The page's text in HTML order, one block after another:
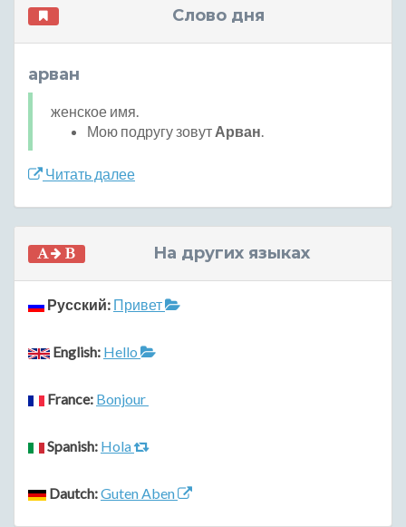
Слово дня
арван
женское имя.
Мою подругу зовут Арван.
Читать далее
На других языках
Русский: Привет
English: Hello
France: Bonjour
Spanish: Hola
Dautch:Guten Aben